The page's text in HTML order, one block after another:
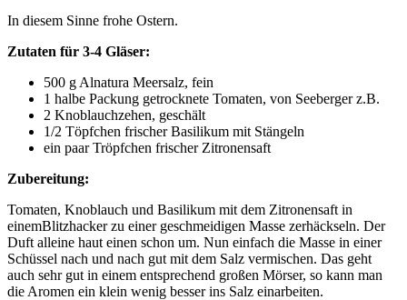
In diesem Sinne frohe Ostern.
Zutaten für 3-4 Gläser:
500 g Alnatura Meersalz, fein
1 halbe Packung getrocknete Tomaten, von Seeberger z.B.
2 Knoblauchzehen, geschält
1/2 Töpfchen frischer Basilikum mit Stängeln
ein paar Tröpfchen frischer Zitronensaft
Zubereitung:
Tomaten, Knoblauch und Basilikum mit dem Zitronensaft in
einemBlitzhacker zu einer geschmeidigen Masse zerhäckseln. Der
Duft alleine haut einen schon um. Nun einfach die Masse in einer
Schüssel nach und nach gut mit dem Salz vermischen. Das geht
auch sehr gut in einem entsprechend großen Mörser, so kann man
die Aromen ein klein wenig besser ins Salz einarbeiten.